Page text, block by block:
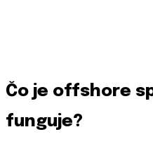
Čo je offshore
funguje?